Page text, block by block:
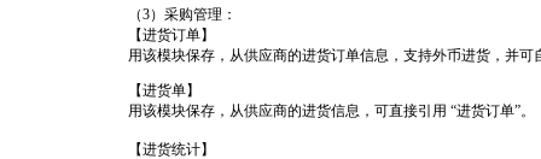
（3）采购管理：
【进货订单】
用该模块保存，从供应商的进货订单信息，支持外币进货，并
【进货单】
用该模块保存，从供应商的进货信息，可直接引用 “进货订单”。
【进货统计】